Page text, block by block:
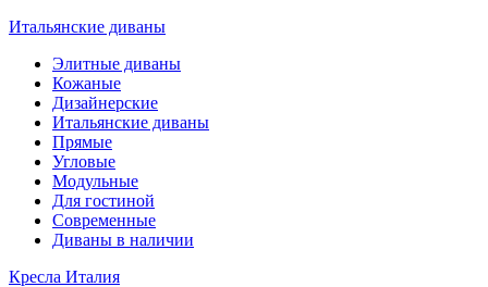
Итальянские диваны
Элитные диваны
Кожаные
Дизайнерские
Итальянские диваны
Прямые
Угловые
Модульные
Для гостиной
Современные
Диваны в наличии
Кресла Италия